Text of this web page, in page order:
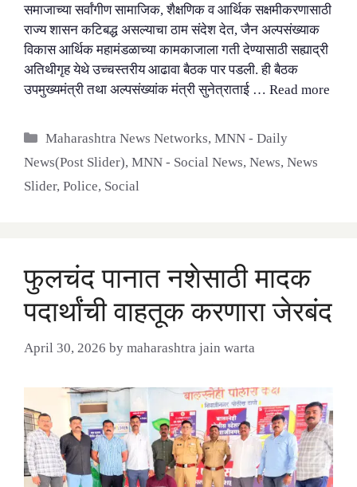
समाजाच्या सर्वांगीण सामाजिक, शैक्षणिक व आर्थिक सक्षमीकरणासाठी
राज्य शासन कटिबद्ध असल्याचा ठाम संदेश देत, जैन अल्पसंख्याक
विकास आर्थिक महामंडळाच्या कामकाजाला गती देण्यासाठी सह्याद्री
अतिथीगृह येथे उच्चस्तरीय आढावा बैठक पार पडली. ही बैठक
उपमुख्यमंत्री तथा अल्पसंख्यांक मंत्री सुनेत्राताई … Read more
Categories
Maharashtra News Networks,MNN - Daily
News(Post Slider), MNN - Social News, News, News
Slider, Police, Social
फुलचंद पानात नशेसाठी मादक
पदार्थांची वाहतूक करणारा जेरबंद
April 30, 2026 by maharashtra jain warta